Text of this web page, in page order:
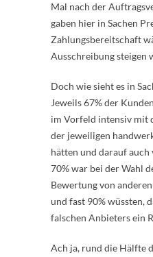
Mal nach der
gaben hier in Sachen
Zahlungsbereitschaft
Ausschreibung steigen
Doch wie sieht es in
Jeweils 67% der
im Vorfeld intensiv mit
der jeweiligen
hätten und darauf
70% war bei der Wahl
Bewertung von
und fast 90% wüssten,
falschen Anbieters ein
Ach ja, rund die Hälfte